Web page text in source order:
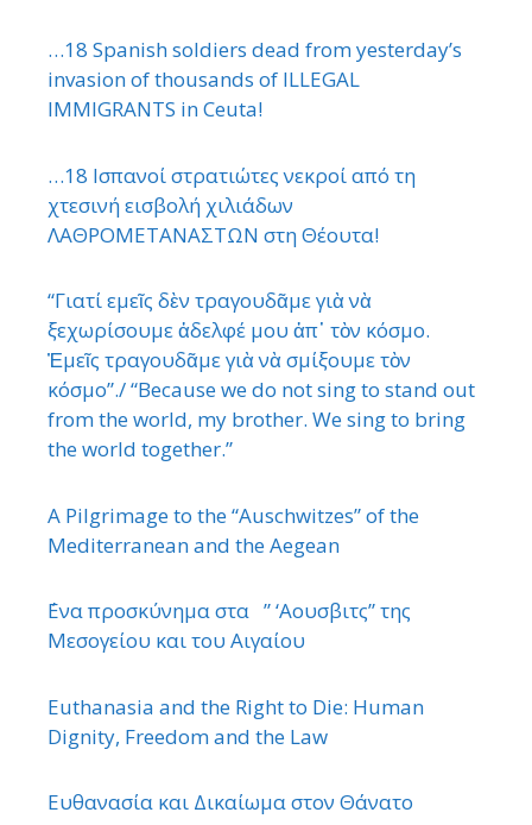
…18 Spanish soldiers dead from yesterday’s
invasion of thousands of ILLEGAL
IMMIGRANTS in Ceuta!
…18 Ισπανοί στρατιώτες νεκροί από τη
χτεσινή εισβολή χιλιάδων
ΛΑΘΡΟΜΕΤΑΝΑΣΤΩΝ στη Θέουτα!
“Γιατί εμεῖς δὲν τραγουδᾶμε γιὰ νὰ
ξεχωρίσουμε ἀδελφέ μου ἀπ᾿ τὸν κόσμο.
Ἐμεῖς τραγουδᾶμε γιὰ νὰ σμίξουμε τὸν
κόσμο”./ “Because we do not sing to stand out
from the world, my brother. We sing to bring
the world together.”
A Pilgrimage to the “Auschwitzes” of the
Mediterranean and the Aegean
΄Ενα προσκύνημα στα ” ‘Αουσβιτς” της
Μεσογείου και του Αιγαίου
Euthanasia and the Right to Die: Human
Dignity, Freedom and the Law
Ευθανασία και Δικαίωμα στον Θάνατο